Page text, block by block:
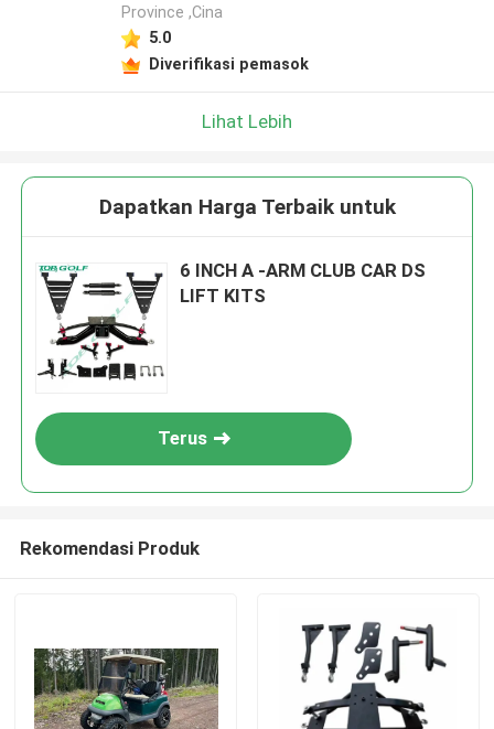
Province ,Cina
5.0
Diverifikasi pemasok
Lihat Lebih
Dapatkan Harga Terbaik untuk
6 INCH A -ARM CLUB CAR DS
LIFT KITS
Terus
Rekomendasi Produk